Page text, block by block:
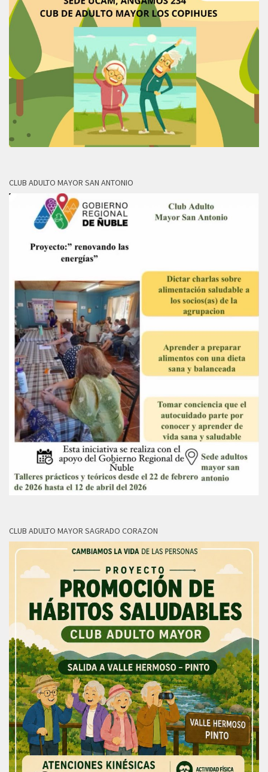
CLUB ADULTO MAYOR SAN ANTONIO
CLUB ADULTO MAYOR SAGRADO CORAZON